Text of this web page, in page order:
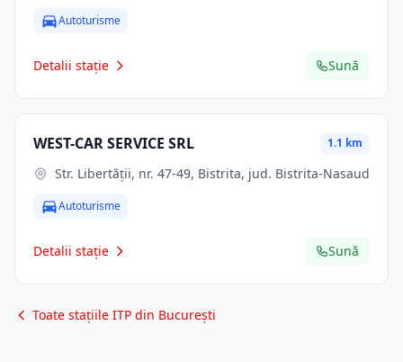
Autoturisme
Detalii stație Sună
WEST-CAR SERVICE SRL 1.1 km
Str. Libertăţii, nr. 47-49, Bistrita, jud. Bistrita-Nasaud
Autoturisme
Detalii stație Sună
Toate stațiile ITP din București